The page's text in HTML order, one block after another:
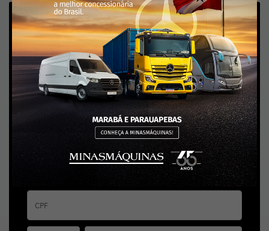
Tenho interesse
Preencha o formulário abaixo para receber o contato de um de nossos
especialistas: